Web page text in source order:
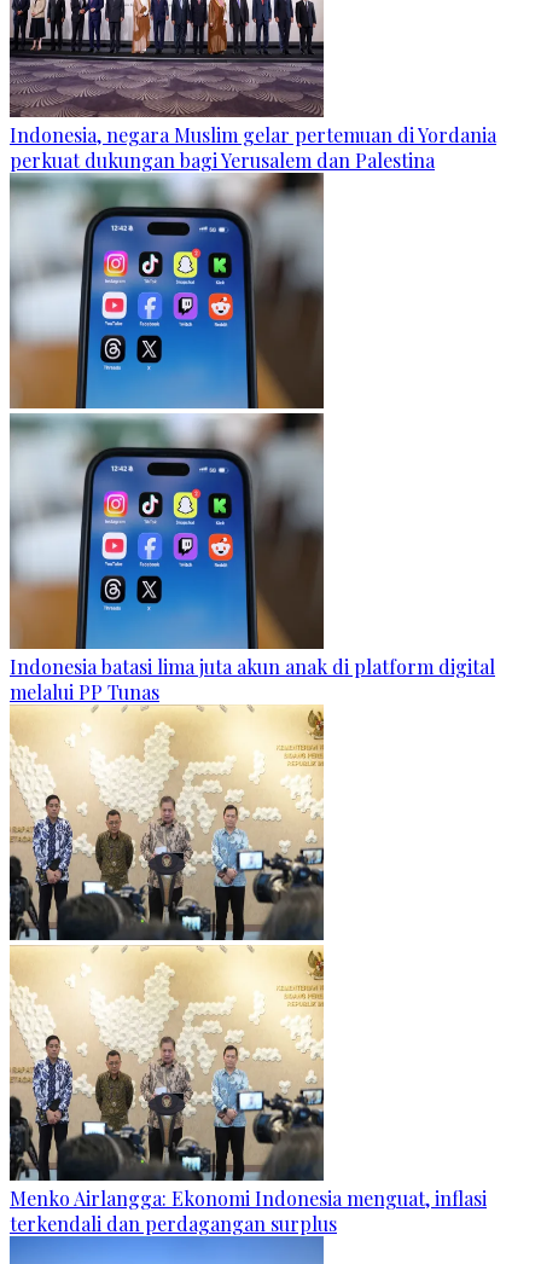
Indonesia, negara Muslim gelar pertemuan di Yordania
perkuat dukungan bagi Yerusalem dan Palestina
Indonesia batasi lima juta akun anak di platform digital
melalui PP Tunas
Menko Airlangga: Ekonomi Indonesia menguat, inflasi
terkendali dan perdagangan surplus